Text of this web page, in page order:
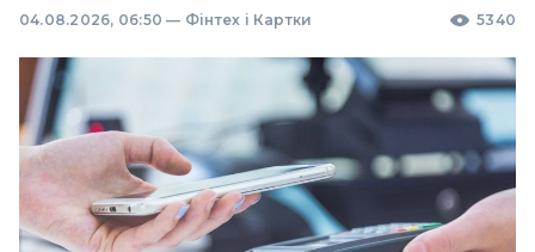
04.08.2026, 06:50 — Фінтех і Картки 5340